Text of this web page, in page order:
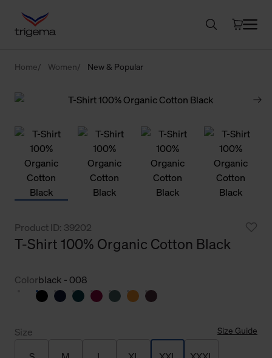
Home Women New & Popular
Product ID: 39202
T-Shirt 100% Organic Cotton Black
Colorblack - 008
Size Size Guide